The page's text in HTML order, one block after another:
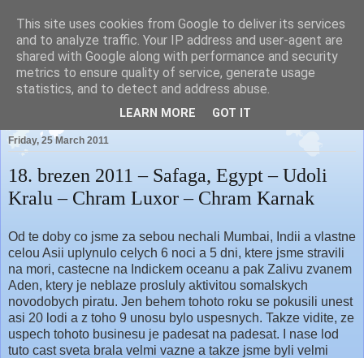
Our News Blog...
Friday, 25 March 2011
18. brezen 2011 – Safaga, Egypt – Udoli
Kralu – Chram Luxor – Chram Karnak
Od te doby co jsme za sebou nechali Mumbai, Indii a vlastne
celou Asii uplynulo celych 6 noci a 5 dni, ktere jsme stravili
na mori, castecne na Indickem oceanu a pak Zalivu zvanem
Aden, ktery je neblaze prosluly aktivitou somalskych
novodobych piratu. Jen behem tohoto roku se pokusili unest
asi 20 lodi a z toho 9 unosu bylo uspesnych. Takze vidite, ze
uspech tohoto businesu je padesat na padesat. I nase lod
tuto cast sveta brala velmi vazne a takze jsme byli velmi
This site uses cookies from Google to deliver its services
and to analyze traffic. Your IP address and user-agent are
shared with Google along with performance and security
metrics to ensure quality of service, generate usage
statistics, and to detect and address abuse.
LEARN MORE GOT IT